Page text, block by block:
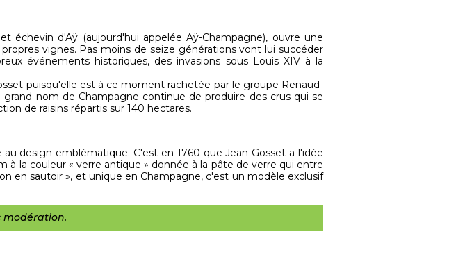
d'Aÿ (aujourd'hui appelée Aÿ-Champagne), ouvre une
vignes. Pas moins de seize générations vont lui succéder
événements historiques, des invasions sous Louis XIV à la
puisqu'elle est à ce moment rachetée par le groupe Renaud-
nom de Champagne continue de produire des crus qui se
de raisins répartis sur 140 hectares.
design emblématique. C'est en 1760 que Jean Gosset a l'idée
la couleur « verre antique » donnée à la pâte de verre qui entre
en sautoir », et unique en Champagne, c'est un modèle exclusif
modération.